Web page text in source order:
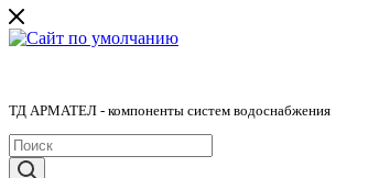
ТД АРМАТЕЛ - компоненты систем водоснабжения